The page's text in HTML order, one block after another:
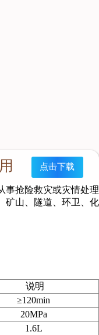
有毒、缺氧、烟雾、
事抢险救灾或灾情处理
矿山、隧道、环卫、化
说明
≥120min
20MPa
1.6L